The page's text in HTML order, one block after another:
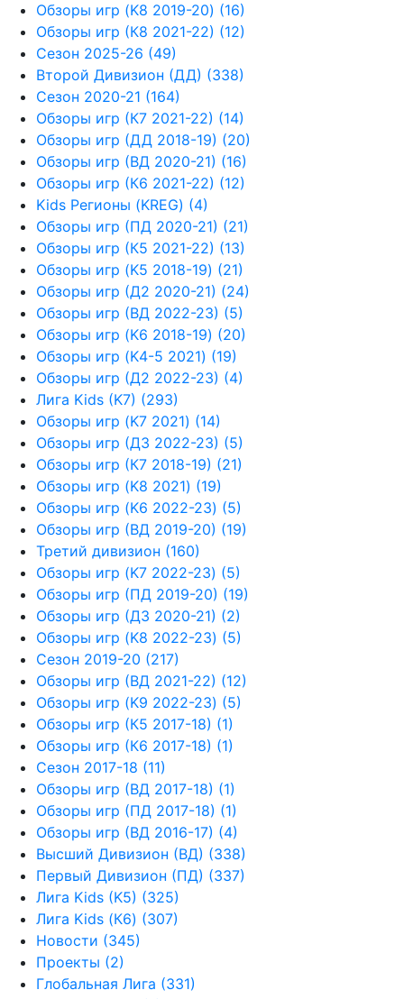
Обзоры игр (K8 2019-20) (16)
Обзоры игр (К8 2021-22) (12)
Сезон 2025-26 (49)
Второй Дивизион (ДД) (338)
Сезон 2020-21 (164)
Обзоры игр (К7 2021-22) (14)
Обзоры игр (ДД 2018-19) (20)
Обзоры игр (ВД 2020-21) (16)
Обзоры игр (К6 2021-22) (12)
Kids Регионы (KREG) (4)
Обзоры игр (ПД 2020-21) (21)
Обзоры игр (К5 2021-22) (13)
Обзоры игр (K5 2018-19) (21)
Обзоры игр (Д2 2020-21) (24)
Обзоры игр (ВД 2022-23) (5)
Обзоры игр (K6 2018-19) (20)
Обзоры игр (K4-5 2021) (19)
Обзоры игр (Д2 2022-23) (4)
Лига Kids (K7) (293)
Обзоры игр (K7 2021) (14)
Обзоры игр (Д3 2022-23) (5)
Обзоры игр (К7 2018-19) (21)
Обзоры игр (K8 2021) (19)
Обзоры игр (K6 2022-23) (5)
Обзоры игр (ВД 2019-20) (19)
Третий дивизион (160)
Обзоры игр (K7 2022-23) (5)
Обзоры игр (ПД 2019-20) (19)
Обзоры игр (Д3 2020-21) (2)
Обзоры игр (K8 2022-23) (5)
Сезон 2019-20 (217)
Обзоры игр (ВД 2021-22) (12)
Обзоры игр (K9 2022-23) (5)
Обзоры игр (К5 2017-18) (1)
Обзоры игр (К6 2017-18) (1)
Сезон 2017-18 (11)
Обзоры игр (ВД 2017-18) (1)
Обзоры игр (ПД 2017-18) (1)
Обзоры игр (ВД 2016-17) (4)
Высший Дивизион (ВД) (338)
Первый Дивизион (ПД) (337)
Лига Kids (K5) (325)
Лига Kids (К6) (307)
Новости (345)
Проекты (2)
Глобальная Лига (331)